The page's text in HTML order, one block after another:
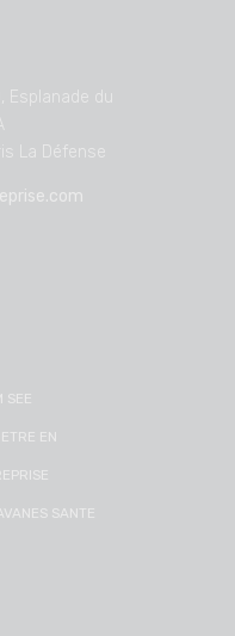
Esplanade du
La Défense
SEE
EN
SANTE